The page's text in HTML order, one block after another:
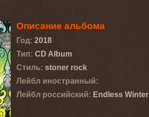
Описание альбома
Год: 2018
Тип: CD Album
Стиль: stoner rock
Лейбл иностранный:
Лейбл роcсийский: Endless Winter